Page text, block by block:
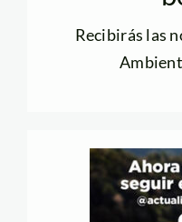
Recibirás las